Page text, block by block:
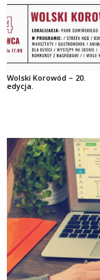
Wolski Korowód – 20.
edycja.